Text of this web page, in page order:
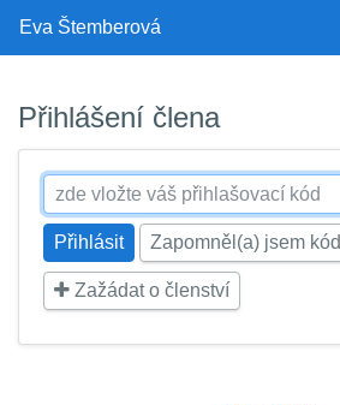
Eva Štemberová
Přihlášení člena
Zapomněl(a) jsem kód
Zažádat o členství